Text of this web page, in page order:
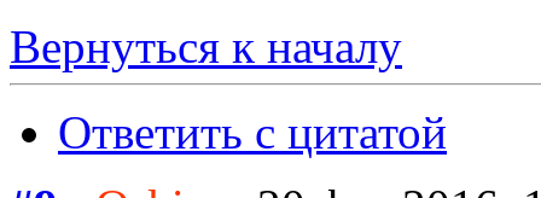
Вернуться к началу
Ответить с цитатой